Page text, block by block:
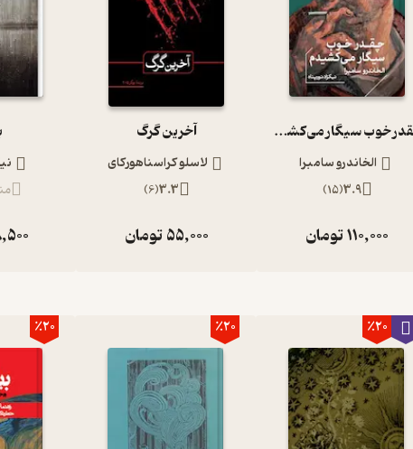
چقدر خوب سیگار می‌کشیدم
الخاندرو سامبرا
3.9
(
15
)
110,000تومان
آخرین گرگ
لاسلو کراسناهورکای
3.3
(
6
)
55,000تومان
٪20 ٪20 ٪20